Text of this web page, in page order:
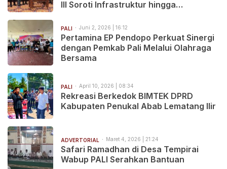
III Soroti Infrastruktur hingga
PALI Juni 2, 2026 | 16:12
Pertamina EP Pendopo Perkuat Sinergi
dengan Pemkab Pali Melalui Olahraga
Bersama
PALI April 10, 2026 | 08:34
Rekreasi Berkedok BIMTEK DPRD
Kabupaten Penukal Abab Lematang Ilir
ADVERTORIAL Maret 4, 2026 | 21:24
Safari Ramadhan di Desa Tempirai
Wabup PALI Serahkan Bantuan